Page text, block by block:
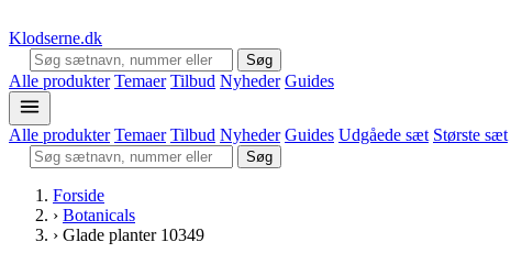
Klodserne.dk
Søg
Alle produkter Temaer Tilbud Nyheder Guides
Alle produkter Temaer Tilbud Nyheder Guides Udgåede sæt Største sæt
Søg
Forside
› Botanicals
› Glade planter 10349